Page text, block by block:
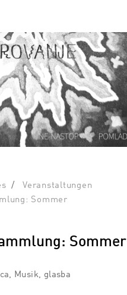
Veranstaltungen
Sommer
Sommer
Musik, glasba